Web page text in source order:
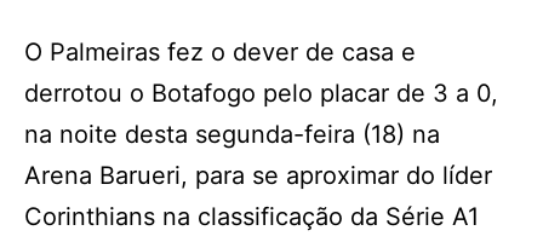
O Palmeiras fez o dever de casa e
derrotou o Botafogo pelo placar de 3 a 0,
na noite desta segunda-feira (18) na
Arena Barueri, para se aproximar do líder
Corinthians na classificação da Série A1